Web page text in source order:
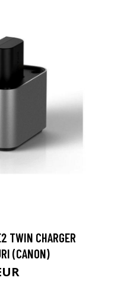
TWIN CHARGER
(CANON)